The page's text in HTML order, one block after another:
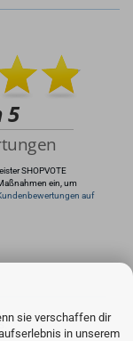
sie verschaffen dir
in unserem
SHOPVOTE
ein, um
auf